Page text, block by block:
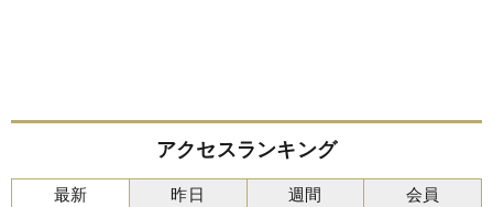
アクセスランキング
最新 昨日 週間 会員